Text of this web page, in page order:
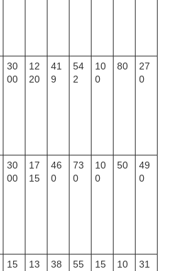
30
00
12
20
41
9
54
2
10
0
80
27
0
30
00
17
15
46
0
73
0
10
0
50
49
0
15
13
38
55
15
10
31